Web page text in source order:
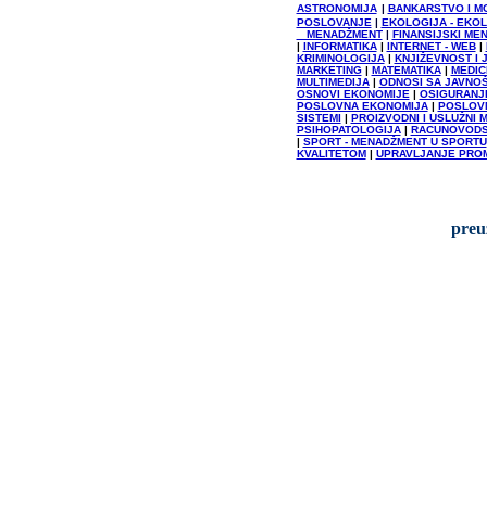
ASTRONOMIJA | BANKARSTVO I
POSLOVANJE | EKOLOGIJA -
MENADŽMENT | FINANSIJSKI
| INFORMATIKA| INTERNET - WEB|
KRIMINOLOGIJA| KNJIŽEVNOST I
MARKETING| MATEMATIKA|
MULTIMEDIJA| ODNOSI SA
OSNOVI EKONOMIJE |
POSLOVNA EKONOMIJA|
SISTEMI| PROIZVODNI I USLUŽNI
PSIHOPATOLOGIJA|
| SPORT - MENADŽMENT U SPORTU
KVALITETOM| UPRAVLJANJE